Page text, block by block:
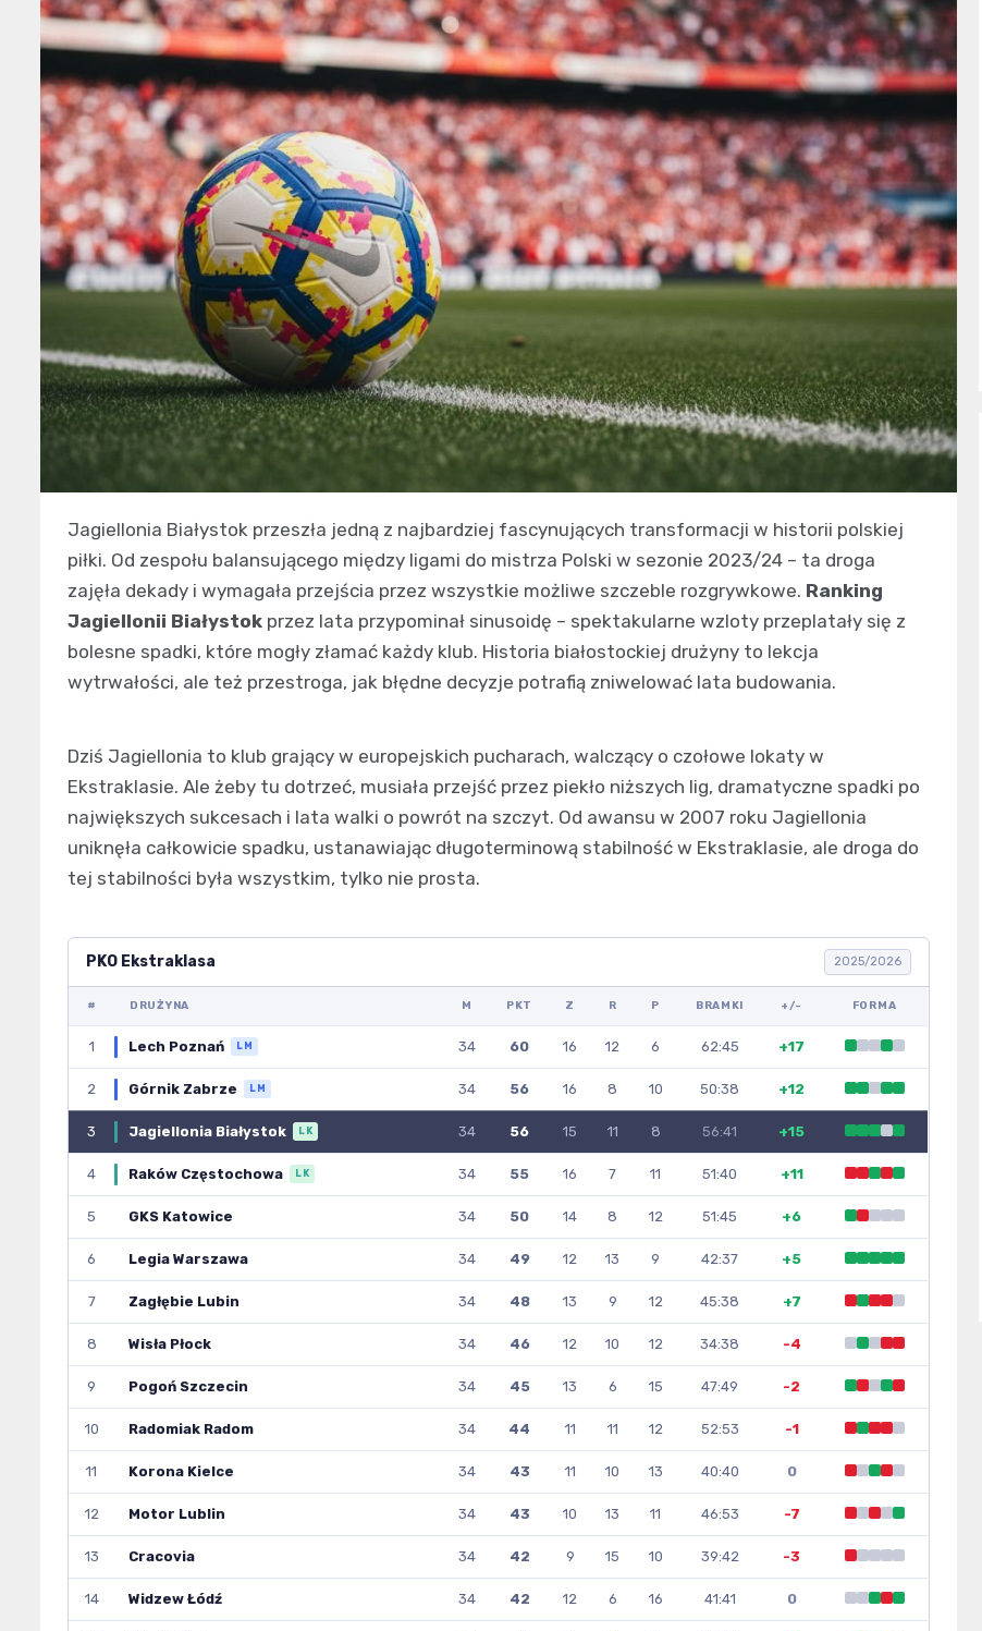
Jagiellonia Białystok przeszła jedną z najbardziej fascynujących transformacji w historii polskiej
piłki. Od zespołu balansującego między ligami do mistrza Polski w sezonie 2023/24 – ta droga
zajęła dekady i wymagała przejścia przez wszystkie możliwe szczeble rozgrywkowe. Ranking
Jagiellonii Białystok przez lata przypominał sinusoidę – spektakularne wzloty przeplatały się z
bolesne spadki, które mogły złamać każdy klub. Historia białostockiej drużyny to lekcja
wytrwałości, ale też przestroga, jak błędne decyzje potrafią zniwelować lata budowania.
Dziś Jagiellonia to klub grający w europejskich pucharach, walczący o czołowe lokaty w
Ekstraklasie. Ale żeby tu dotrzeć, musiała przejść przez piekło niższych lig, dramatyczne spadki po
największych sukcesach i lata walki o powrót na szczyt. Od awansu w 2007 roku Jagiellonia
uniknęła całkowicie spadku, ustanawiając długoterminową stabilność w Ekstraklasie, ale droga do
tej stabilności była wszystkim, tylko nie prosta.
PKO Ekstraklasa 2025/2026
# DRUŻYNA M PKT Z R P BRAMKI +/- FORMA
1 Lech Poznań LM 34 60 16 12 6 62:45 +17
2 Górnik Zabrze LM 34 56 16 8 10 50:38 +12
3 Jagiellonia Białystok LK 34 56 15 11 8 56:41 +15
4 Raków Częstochowa LK 34 55 16 7 11 51:40 +11
5 GKS Katowice 34 50 14 8 12 51:45 +6
6 Legia Warszawa 34 49 12 13 9 42:37 +5
7 Zagłębie Lubin 34 48 13 9 12 45:38 +7
8 Wisła Płock 34 46 12 10 12 34:38 -4
9 Pogoń Szczecin 34 45 13 6 15 47:49 -2
10 Radomiak Radom 34 44 11 11 12 52:53 -1
11 Korona Kielce 34 43 11 10 13 40:40 0
12 Motor Lublin 34 43 10 13 11 46:53 -7
13 Cracovia 34 42 9 15 10 39:42 -3
14 Widzew Łódź 34 42 12 6 16 41:41 0